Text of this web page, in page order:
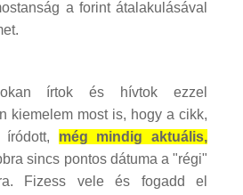
a forint átalakulásával
írtok és hívtok ezzel
kiemelem most is, hogy a cikk,
még mindig aktuális,
sincs pontos dátuma a "régi"
Fizess vele és fogadd el